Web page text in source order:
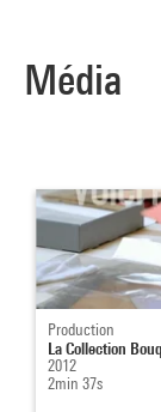
Média
Production
La Collection
2012
2min 37s